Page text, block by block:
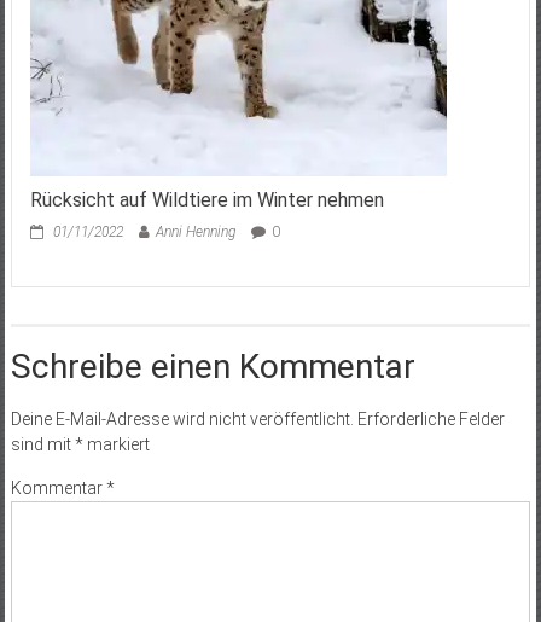
Rücksicht auf Wildtiere im Winter nehmen
01/11/2022 Anni Henning 0
Schreibe einen Kommentar
Deine E-Mail-Adresse wird nicht veröffentlicht. Erforderliche Felder
sind mit*markiert
Kommentar*